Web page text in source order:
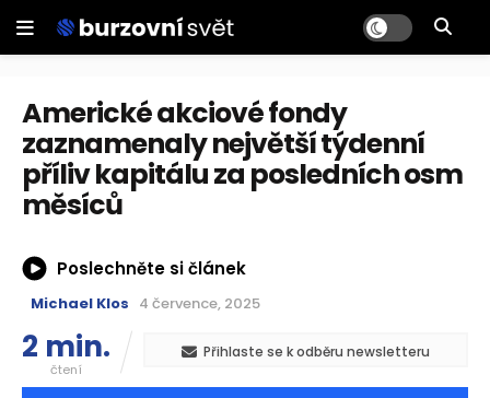
Americké akciové fondy
zaznamenaly největší týdenní
příliv kapitálu za posledních osm
měsíců
Poslechněte si článek
Michael Klos 4 července, 2025
2 min.
čtení
Přihlaste se k odběru newsletteru